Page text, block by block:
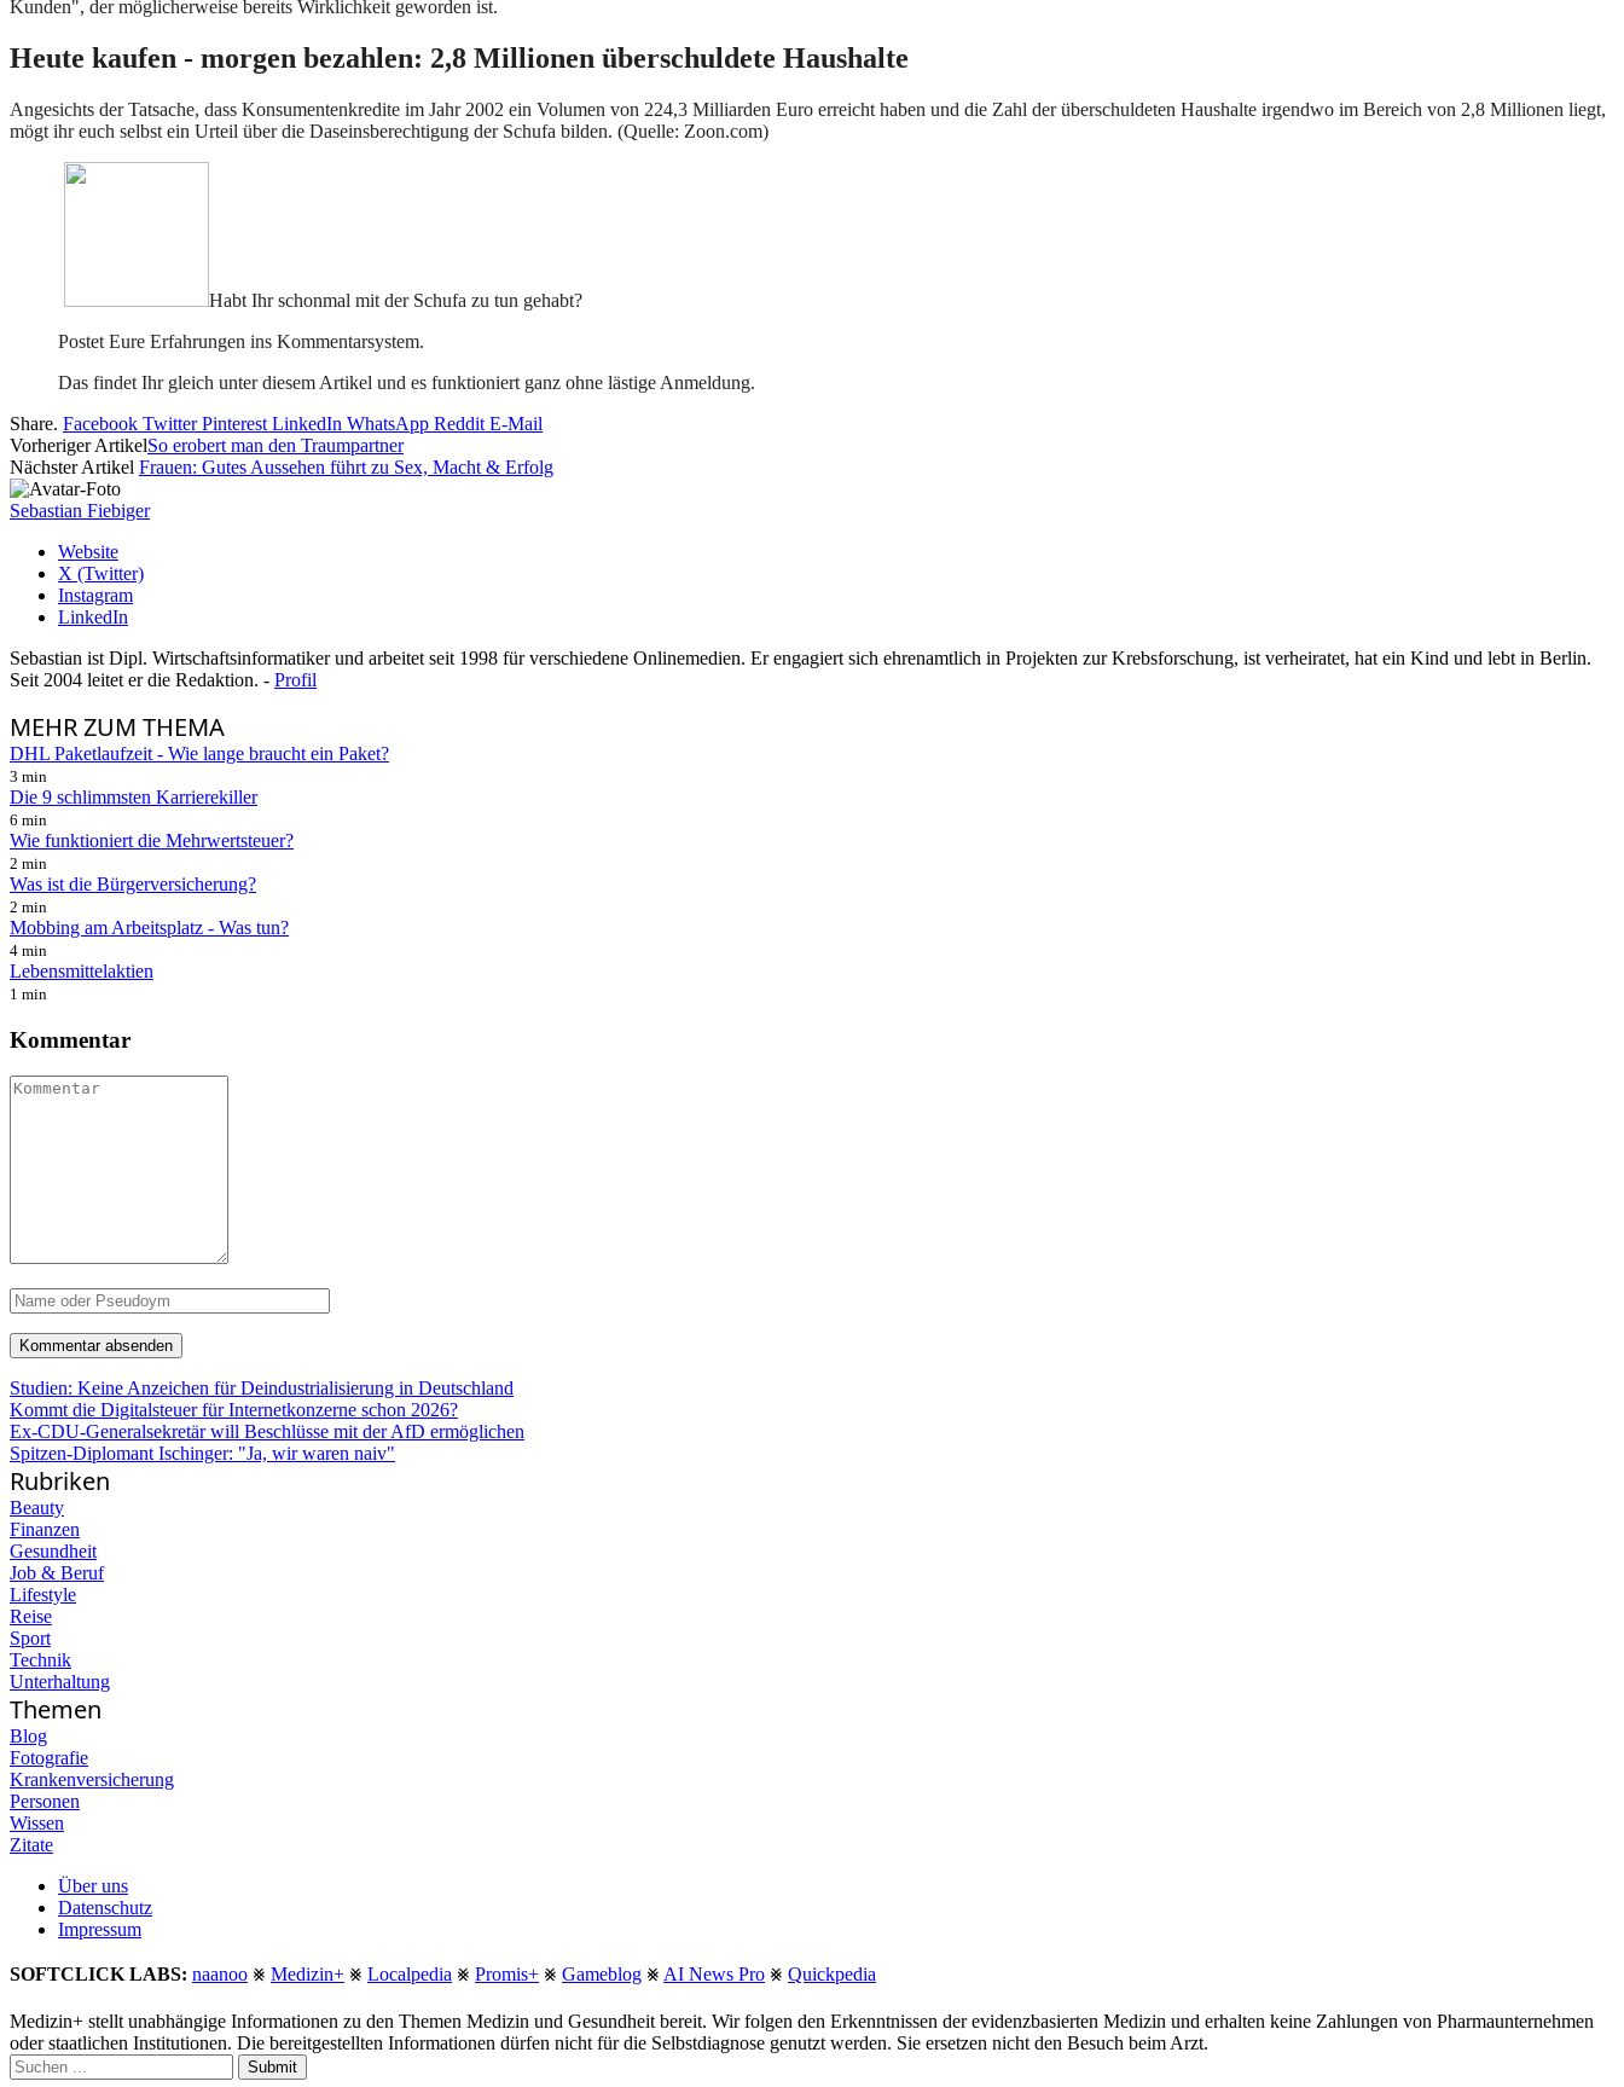
Kunden", der möglicherweise bereits Wirklichkeit geworden ist.
Heute kaufen - morgen bezahlen: 2,8 Millionen überschuldete Haushalte
Angesichts der Tatsache, dass Konsumentenkredite im Jahr 2002 ein Volumen von 224,3 Milliarden Euro erreicht haben und die Zahl der überschuldeten Haushalte irgendwo im Bereich von 2,8 Millionen liegt,
mögt ihr euch selbst ein Urteil über die Daseinsberechtigung der Schufa bilden. (Quelle: Zoon.com)
Habt Ihr schonmal mit der Schufa zu tun gehabt?
Postet Eure Erfahrungen ins Kommentarsystem.
Das findet Ihr gleich unter diesem Artikel und es funktioniert ganz ohne lästige Anmeldung.
Share. Facebook Twitter Pinterest LinkedIn WhatsApp Reddit E-Mail
Vorheriger ArtikelSo erobert man den Traumpartner
Nächster Artikel Frauen: Gutes Aussehen führt zu Sex, Macht & Erfolg
Sebastian Fiebiger
Website
X (Twitter)
Instagram
LinkedIn
Sebastian ist Dipl. Wirtschaftsinformatiker und arbeitet seit 1998 für verschiedene Onlinemedien. Er engagiert sich ehrenamtlich in Projekten zur Krebsforschung, ist verheiratet, hat ein Kind und lebt in Berlin.
Seit 2004 leitet er die Redaktion. - Profil
MEHRZUM THEMA
DHL Paketlaufzeit - Wie lange braucht ein Paket?
3 min
Die 9 schlimmsten Karrierekiller
6 min
Wie funktioniert die Mehrwertsteuer?
2 min
Was ist die Bürgerversicherung?
2 min
Mobbing am Arbeitsplatz - Was tun?
4 min
Lebensmittelaktien
1 min
Kommentar
Studien: Keine Anzeichen für Deindustrialisierung in Deutschland
Kommt die Digitalsteuer für Internetkonzerne schon 2026?
Ex-CDU-Generalsekretär will Beschlüsse mit der AfD ermöglichen
Spitzen-Diplomant Ischinger: "Ja, wir waren naiv"
Rubriken
Beauty
Finanzen
Gesundheit
Job & Beruf
Lifestyle
Reise
Sport
Technik
Unterhaltung
Themen
Blog
Fotografie
Krankenversicherung
Personen
Wissen
Zitate
Über uns
Datenschutz
Impressum
SOFTCLICK LABS: naanoo ⨳ Medizin+ ⨳ Localpedia ⨳ Promis+ ⨳ Gameblog ⨳ AI News Pro ⨳ Quickpedia
Medizin+ stellt unabhängige Informationen zu den Themen Medizin und Gesundheit bereit. Wir folgen den Erkenntnissen der evidenzbasierten Medizin und erhalten keine Zahlungen von Pharmaunternehmen
oder staatlichen Institutionen. Die bereitgestellten Informationen dürfen nicht für die Selbstdiagnose genutzt werden. Sie ersetzen nicht den Besuch beim Arzt.
Submit